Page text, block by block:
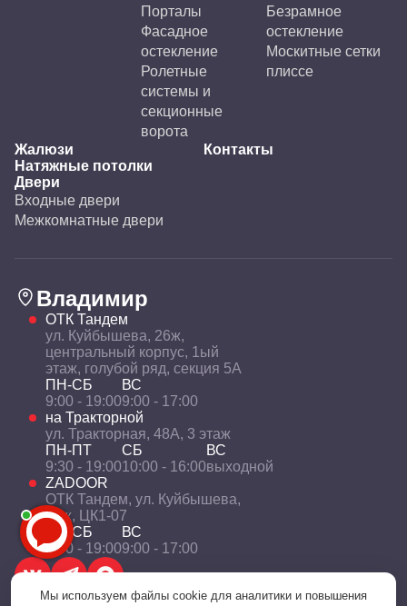
Порталы
Фасадное
остекление
Ролетные
системы и
секционные
ворота
Безрамное
остекление
Москитные сетки
плиссе
Жалюзи
Натяжные потолки
Двери
Входные двери
Межкомнатные двери
Контакты
Владимир
ОТК Тандем
ул. Куйбышева, 26ж,
центральный корпус, 1ый
этаж, голубой ряд, секция 5А
ПН-СБ
9:00 - 19:00
ВС
9:00 - 17:00
на Тракторной
ул. Тракторная, 48А, 3 этаж
ПН-ПТ
9:30 - 19:00
СБ
10:00 - 16:00
ВС
выходной
ZADOOR
ОТК Тандем, ул. Куйбышева,
26ж, ЦК1-07
ПН-СБ
9:00 - 19:00
ВС
9:00 - 17:00
Мы используем файлы cookie для аналитики и повышения